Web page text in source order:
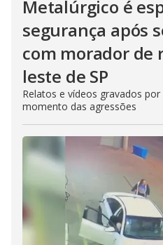
Metalúrgico é
segurança após
com morador de
leste de SP
Relatos e vídeos gravados
momento das agressões